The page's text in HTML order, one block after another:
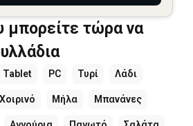
μπορείτε τώρα να
Tablet PC Τυρί Λάδι
Χοιρινό Μήλα Μπανάνες